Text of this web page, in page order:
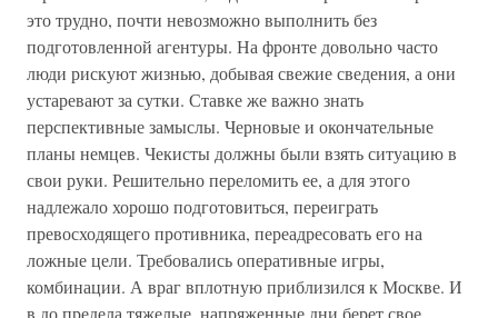
это трудно, почти невозможно выполнить без
подготовленной агентуры. На фронте довольно часто
люди рискуют жизнью, добывая свежие сведения, а они
устаревают за сутки. Ставке же важно знать
перспективные замыслы. Черновые и окончательные
планы немцев. Чекисты должны были взять ситуацию в
свои руки. Решительно переломить ее, а для этого
надлежало хорошо подготовиться, переиграть
превосходящего противника, переадресовать его на
ложные цели. Требовались оперативные игры,
комбинации. А враг вплотную приблизился к Москве. И
в до предела тяжелые, напряженные дни берет свое